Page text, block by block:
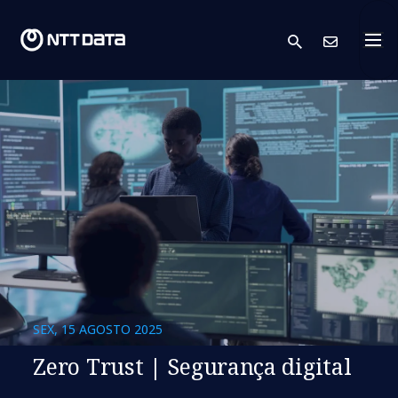
search
SEX, 15 AGOSTO 2025
Zero Trust | Segurança digital